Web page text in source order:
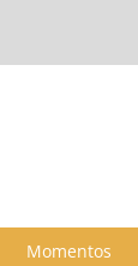
Momentos